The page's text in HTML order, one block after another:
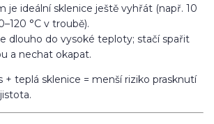
je ideální sklenice ještě vyhřát (např. 10
°C v troubě).
dlouho do vysoké teploty; stačí spařit
a nechat okapat.
+ teplá sklenice = menší riziko prasknutí